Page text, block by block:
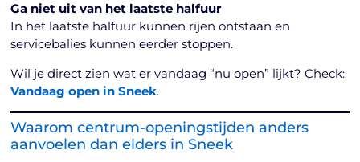
Ga niet uit van het laatste halfuur
In het laatste halfuur kunnen rijen ontstaan en
servicebalies kunnen eerder stoppen.
Wil je direct zien wat er vandaag “nu open” lijkt? Check:
Vandaag open in Sneek.
Waarom centrum-openingstijden anders
aanvoelen dan elders in Sneek